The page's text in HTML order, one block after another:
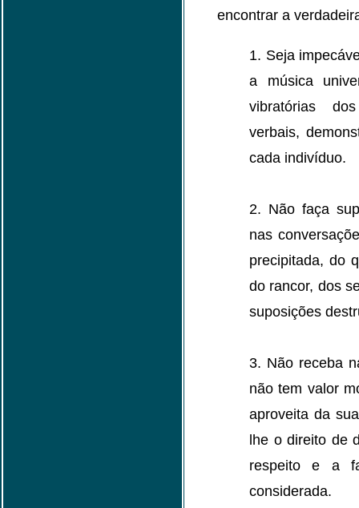
encontrar a
1. Seja
a música
vibratórias
verbais,
cada indivíduo.
2. Não faça
nas
precipitada, do
do rancor, dos
suposições
3. Não receba
não tem valor
aproveita da
lhe o direito de
respeito e a
considerada.